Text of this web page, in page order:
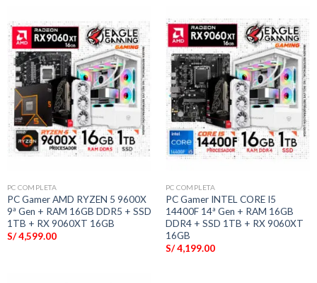
PC COMPLETA
PC Gamer AMD RYZEN 5 9600X
9ª Gen + RAM 16GB DDR5 + SSD
1TB + RX 9060XT 16GB
S/4,599.00
PC COMPLETA
PC Gamer INTEL CORE I5
14400F 14ª Gen + RAM 16GB
DDR4 + SSD 1TB + RX 9060XT
16GB
S/4,199.00